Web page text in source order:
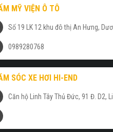
MỸ VIỆN Ô TÔ
Số 19 LK 12 khu đô thị An Hưng,
0989280768
SÓC XE HƠI HI-END
Căn hộ Linh Tây Thủ Đức, 91 Đ. D2,